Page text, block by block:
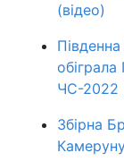
(відео)
ЧС-2022
Збірна